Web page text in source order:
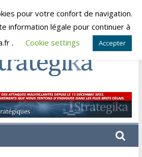
août 6, 2026
pour votre confort de navigation.
information légale pour continuer à
.
Cookie settings Accepter